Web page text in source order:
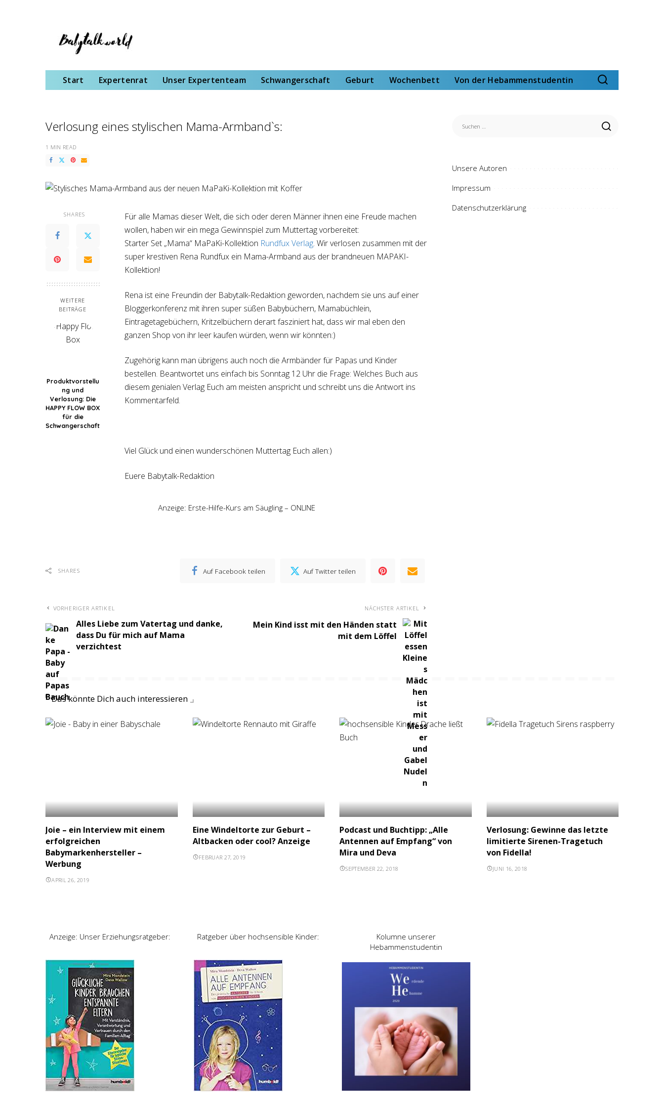
Start Expertenrat Unser Expertenteam Schwangerschaft Geburt Wochenbett Von der Hebammenstudentin
Verlosung eines stylischen Mama-Armband`s:
1 MIN READ
SHARES
WEITERE
BEITRÄGE
Produktvorstellu
ng und
Verlosung: Die
HAPPY FLOW BOX
für die
Schwangerschaft
Für alle Mamas dieser Welt, die sich oder deren Männer ihnen eine Freude machen
wollen, haben wir ein mega Gewinnspiel zum Muttertag vorbereitet:
Starter Set „Mama“ MaPaKi-Kollektion Rundfux Verlag. Wir verlosen zusammen mit der
super krestiven Rena Rundfux ein Mama-Armband aus der brandneuen MAPAKI-
Kollektion!
Rena ist eine Freundin der Babytalk-Redaktion geworden, nachdem sie uns auf einer
Bloggerkonferenz mit ihren super süßen Babybüchern, Mamabüchlein,
Eintragetagebüchern, Kritzelbüchern derart fasziniert hat, dass wir mal eben den
ganzen Shop von ihr leer kaufen würden, wenn wir könnten:)
Zugehörig kann man übrigens auch noch die Armbänder für Papas und Kinder
bestellen. Beantwortet uns einfach bis Sonntag 12 Uhr die Frage: Welches Buch aus
diesem genialen Verlag Euch am meisten anspricht und schreibt uns die Antwort ins
Kommentarfeld.
Viel Glück und einen wunderschönen Muttertag Euch allen:)
Euere Babytalk-Redaktion
Anzeige: Erste-Hilfe-Kurs am Säugling – ONLINE
SHARES Auf Facebook teilen Auf Twitter teilen
VORHERIGER ARTIKEL
Alles Liebe zum Vatertag und danke,
dass Du für mich auf Mama
verzichtest
NÄCHSTER ARTIKEL
Mein Kind isst mit den Händen statt
mit dem Löffel
Unsere Autoren
Impressum
Datenschutzerklärung
Das könnte Dich auch interessieren
Joie – ein Interview mit einem
erfolgreichen
Babymarkenhersteller –
Werbung
APRIL 26, 2019
Eine Windeltorte zur Geburt –
Altbacken oder cool? Anzeige
FEBRUAR 27, 2019
Podcast und Buchtipp: „Alle
Antennen auf Empfang“ von
Mira und Deva
SEPTEMBER 22, 2018
Verlosung: Gewinne das letzte
limitierte Sirenen-Tragetuch
von Fidella!
JUNI 16, 2018
Anzeige: Unser Erziehungsratgeber: Ratgeber über hochsensible Kinder:
Kolumne unserer
Hebammenstudentin